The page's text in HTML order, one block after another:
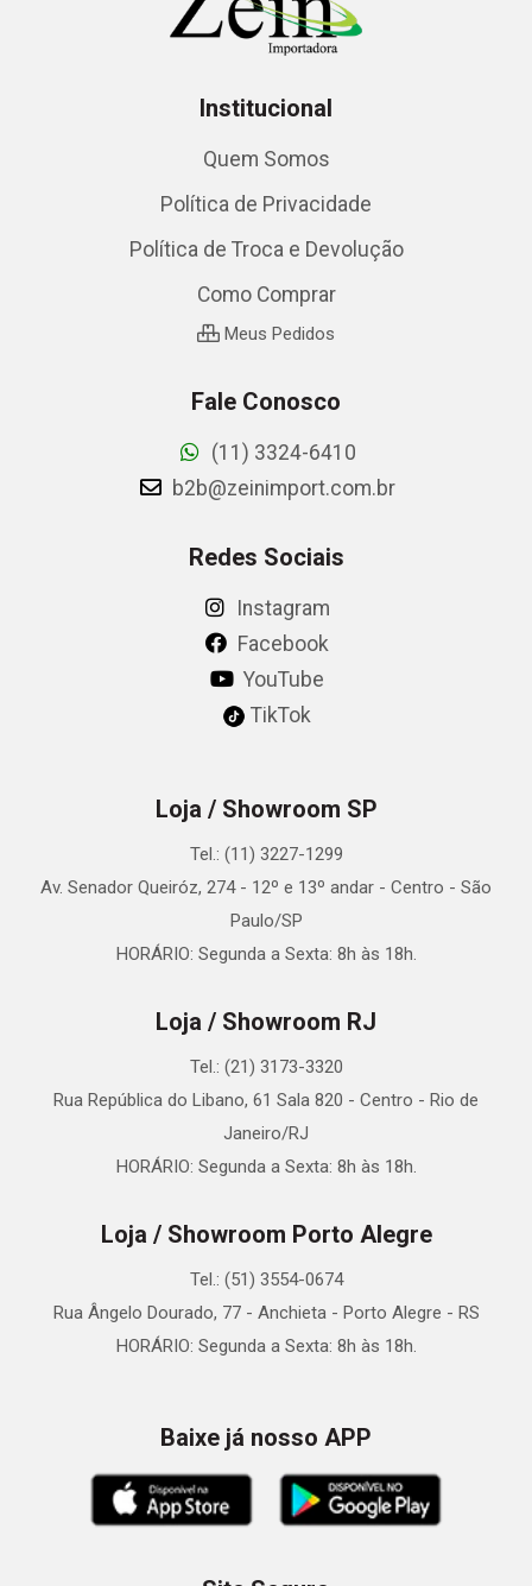
Institucional
Quem Somos
Política de Privacidade
Política de Troca e Devolução
Como Comprar
Meus Pedidos
Fale Conosco
(11) 3324-6410
b2b@zeinimport.com.br
Redes Sociais
Instagram
Facebook
YouTube
TikTok
Loja / Showroom SP
Tel.: (11) 3227-1299
Av. Senador Queiróz, 274 - 12º e 13º andar - Centro - São
Paulo/SP
HORÁRIO: Segunda a Sexta: 8h às 18h.
Loja / Showroom RJ
Tel.: (21) 3173-3320
Rua República do Libano, 61 Sala 820 - Centro - Rio de
Janeiro/RJ
HORÁRIO: Segunda a Sexta: 8h às 18h.
Loja / Showroom Porto Alegre
Tel.: (51) 3554-0674
Rua Ângelo Dourado, 77 - Anchieta - Porto Alegre - RS
HORÁRIO: Segunda a Sexta: 8h às 18h.
Baixe já nosso APP